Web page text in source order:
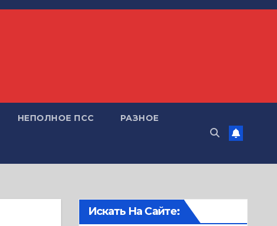
НЕПОЛНОЕ ПСС РАЗНОЕ
Искать На Сайте: